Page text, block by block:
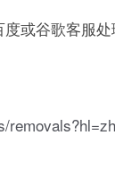
或谷歌客服处